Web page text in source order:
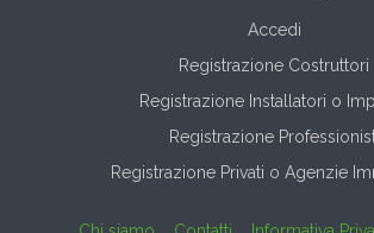
Accedi
Registrazione Costruttori
Registrazione Installatori o
Registrazione
Registrazione Privati o Agenzie